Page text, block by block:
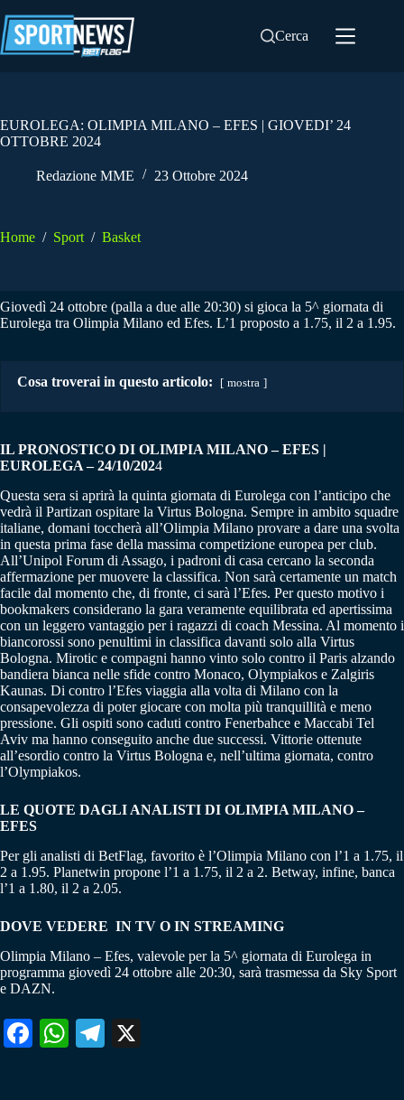
al
contenuto
Cerca
EUROLEGA: OLIMPIA MILANO – EFES | GIOVEDI’ 24
OTTOBRE 2024
Redazione MME 23 Ottobre 2024
Home / Sport / Basket
Giovedì 24 ottobre (palla a due alle 20:30) si gioca la 5^ giornata di
Eurolega tra Olimpia Milano ed Efes. L’1 proposto a 1.75, il 2 a 1.95.
Cosa troverai in questo articolo: mostra
IL PRONOSTICO DI OLIMPIA MILANO – EFES |
EUROLEGA – 24/10/2024
Questa sera si aprirà la quinta giornata di Eurolega con l’anticipo che
vedrà il Partizan ospitare la Virtus Bologna. Sempre in ambito squadre
italiane, domani toccherà all’Olimpia Milano provare a dare una svolta
in questa prima fase della massima competizione europea per club.
All’Unipol Forum di Assago, i padroni di casa cercano la seconda
affermazione per muovere la classifica. Non sarà certamente un match
facile dal momento che, di fronte, ci sarà l’Efes. Per questo motivo i
bookmakers considerano la gara veramente equilibrata ed apertissima
con un leggero vantaggio per i ragazzi di coach Messina. Al momento i
biancorossi sono penultimi in classifica davanti solo alla Virtus
Bologna. Mirotic e compagni hanno vinto solo contro il Paris alzando
bandiera bianca nelle sfide contro Monaco, Olympiakos e Zalgiris
Kaunas. Di contro l’Efes viaggia alla volta di Milano con la
consapevolezza di poter giocare con molta più tranquillità e meno
pressione. Gli ospiti sono caduti contro Fenerbahce e Maccabi Tel
Aviv ma hanno conseguito anche due successi. Vittorie ottenute
all’esordio contro la Virtus Bologna e, nell’ultima giornata, contro
l’Olympiakos.
LE QUOTE DAGLI ANALISTI DI OLIMPIA MILANO –
EFES
Per gli analisti di BetFlag, favorito è l’Olimpia Milano con l’1 a 1.75, il
2 a 1.95. Planetwin propone l’1 a 1.75, il 2 a 2. Betway, infine, banca
l’1 a 1.80, il 2 a 2.05.
DOVE VEDERE IN TV O IN STREAMING
Olimpia Milano – Efes, valevole per la 5^ giornata di Eurolega in
programma giovedì 24 ottobre alle 20:30, sarà trasmessa da Sky Sport
e DAZN.
Fa W
Te